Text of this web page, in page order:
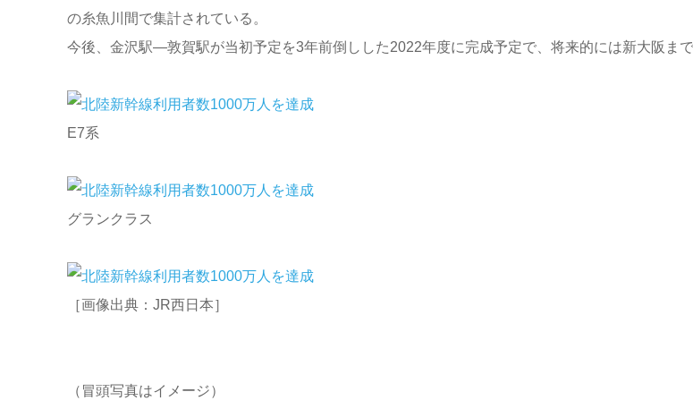
の糸魚川間で集計されている。
今後、金沢駅―敦賀駅が当初予定を3年前倒しした2022年度に完成予定で、将来的には新大阪まで
E7系
グランクラス
［画像出典：JR西日本］
（冒頭写真はイメージ）